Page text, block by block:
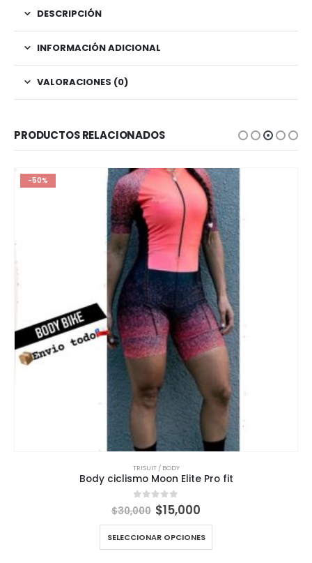
DESCRIPCIÓN
INFORMACIÓN ADICIONAL
VALORACIONES (0)
PRODUCTOS RELACIONADOS
-50%
TRISUIT / BODY
Body ciclismo Moon Elite Pro fit
0 out of 5
$30,000 El
precio
original
era:
$30,000.
$15,000
actual
es:
$15,000.
SELECCIONAR OPCIONES